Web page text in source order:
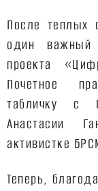
После теплых
один
проекта
Почетное
табличку с
Анастасии
активистке
Теперь,